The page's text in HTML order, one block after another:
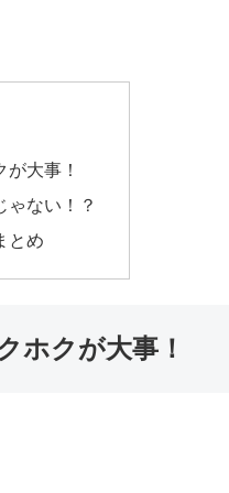
大事！
ゃない！？
とめ
ホクが大事！